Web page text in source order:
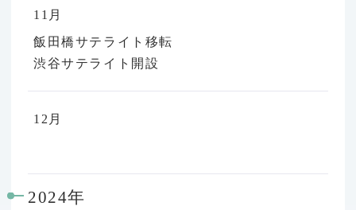
11月
飯田橋サテライト移転
渋谷サテライト開設
12月
2024年